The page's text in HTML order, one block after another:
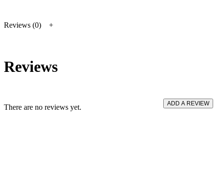
Reviews (0)
Reviews
There are no reviews yet. ADD A REVIEW